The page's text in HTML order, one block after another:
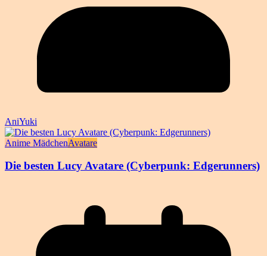
AniYuki
Anime MädchenAvatare
Die besten Lucy Avatare (Cyberpunk: Edgerunners)